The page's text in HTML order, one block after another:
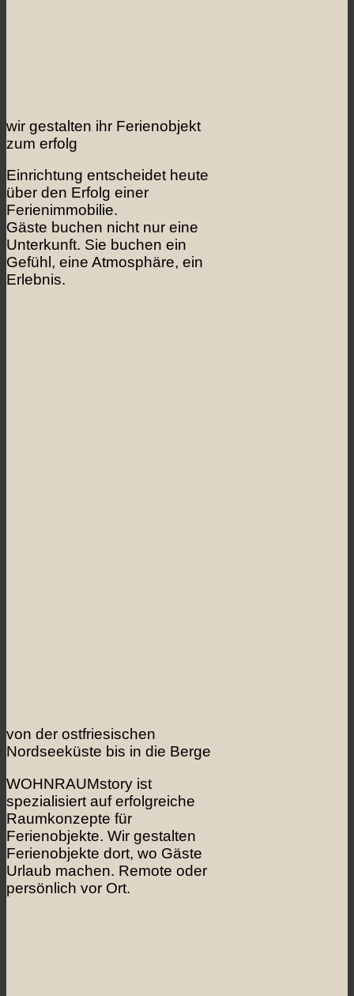
wir gestalten ihr Ferienobjekt
zum erfolg
Einrichtung entscheidet heute
über den Erfolg einer
Ferienimmobilie.
Gäste buchen nicht nur eine
Unterkunft. Sie buchen ein
Gefühl, eine Atmosphäre, ein
Erlebnis.
von der ostfriesischen
Nordseeküste bis in die Berge
WOHNRAUMstory ist
spezialisiert auf erfolgreiche
Raumkonzepte für
Ferienobjekte. Wir gestalten
Ferienobjekte dort, wo Gäste
Urlaub machen. Remote oder
persönlich vor Ort.